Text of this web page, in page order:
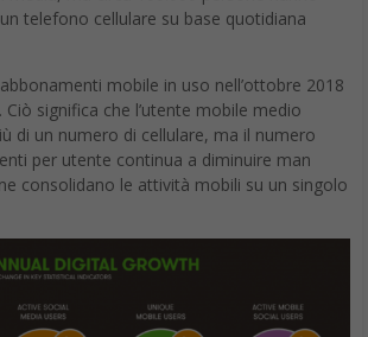
telefono cellulare su base quotidiana
mobile in uso nell’ottobre 2018
Ciò significa che l’utente mobile medio
di un numero di cellulare, ma il numero
per utente continua a diminuire man
consolidano le attività mobili su un singolo